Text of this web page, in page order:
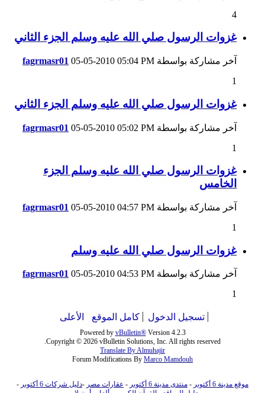
4
غزوات الرسول صلي الله عليه وسلم الجزء الثاني
آخر مشاركة بواسطة fagrmasr01 05-05-2010 05:04 PM
1
غزوات الرسول صلي الله عليه وسلم الجزء الثاني
آخر مشاركة بواسطة fagrmasr01 05-05-2010 05:02 PM
1
غزوات الرسول صلي الله عليه وسلم الجزء
الخامس
آخر مشاركة بواسطة fagrmasr01 05-05-2010 04:57 PM
1
غزوات الرسول صلي الله عليه وسلم
آخر مشاركة بواسطة fagrmasr01 05-05-2010 04:53 PM
1
تسجيل الدخول كامل الموقع الأعلى
Powered by vBulletin®Version 4.2.3
Copyright © 2026 vBulletin Solutions, Inc. All rights reserved.
Translate By Almuhajir
Forum Modifications By Marco Mamdouh
موقع مدينة 6 أكتوبر - منتدى مدينة 6 أكتوبر - عقارات مصر -دليل شركات 6 أكتوبر
-